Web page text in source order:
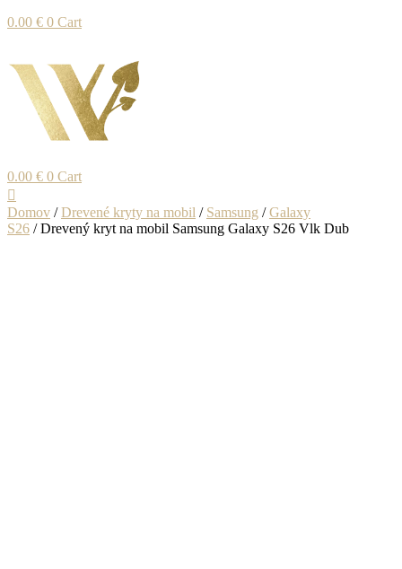
0.00 € 0 Cart
0.00 € 0 Cart
Domov /Drevené kryty na mobil / Samsung /Galaxy
S26 / Drevený kryt na mobil Samsung Galaxy S26 Vlk Dub